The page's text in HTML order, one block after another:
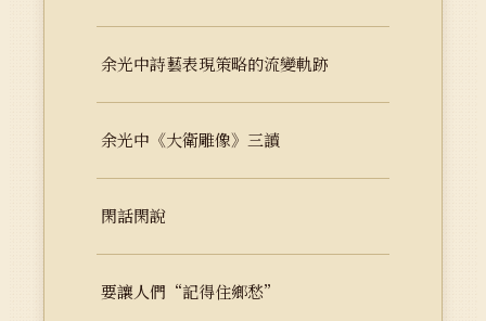
余光中詩藝表現策略的流變軌跡
余光中《大衛雕像》三讀
閑話閑說
要讓人們“記得住鄉愁”